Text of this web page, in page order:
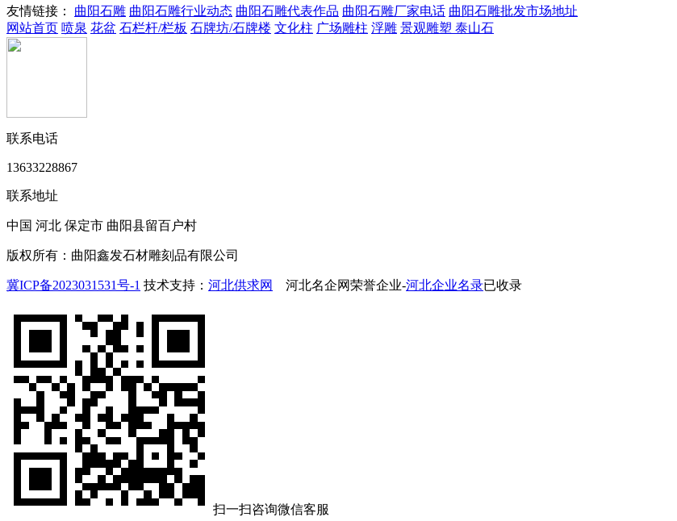
友情链接： 曲阳石雕 曲阳石雕行业动态 曲阳石雕代表作品 曲阳石雕厂家电话 曲阳石雕批发市场地址
网站首页 喷泉 花盆 石栏杆/栏板 石牌坊/石牌楼 文化柱 广场雕柱 浮雕 景观雕塑 泰山石
联系电话
13633228867
联系地址
中国 河北 保定市 曲阳县留百户村
版权所有：曲阳鑫发石材雕刻品有限公司
冀ICP备2023031531号-1 技术支持： 河北供求网 河北名企网荣誉企业-河北企业名录已收录
扫一扫咨询微信客服